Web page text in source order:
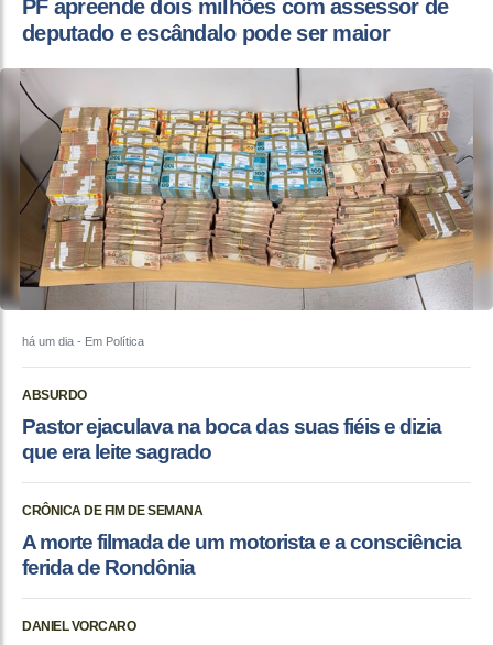
PF apreende dois milhões com assessor de
deputado e escândalo pode ser maior
há um dia - Em Política
ABSURDO
Pastor ejaculava na boca das suas fiéis e dizia
que era leite sagrado
CRÔNICA DE FIM DE SEMANA
A morte filmada de um motorista e a consciência
ferida de Rondônia
DANIEL VORCARO